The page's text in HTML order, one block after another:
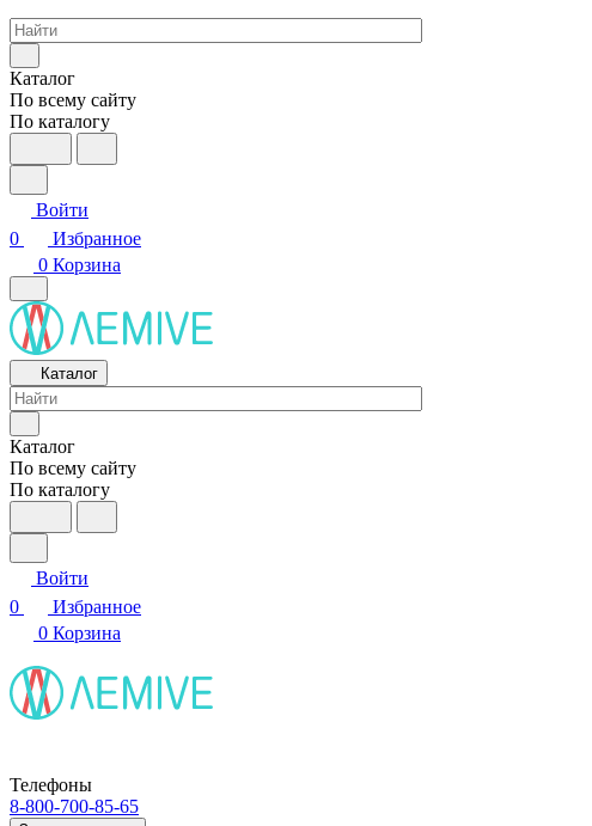
Каталог
По всему сайту
По каталогу
Войти
0
Избранное
0 Корзина
Каталог
Каталог
По всему сайту
По каталогу
Войти
0
Избранное
0 Корзина
Телефоны
8-800-700-85-65